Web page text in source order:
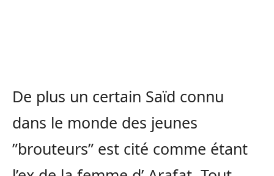
De plus un certain Saïd connu
dans le monde des jeunes
”brouteurs” est cité comme étant